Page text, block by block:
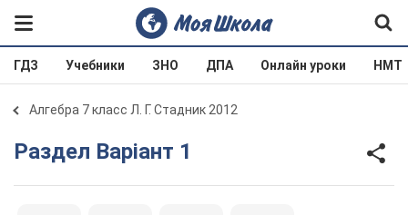
ГДЗ Учебники ЗНО ДПА Онлайн уроки НМТ
Алгебра 7 класс Л. Г. Стадник 2012
Раздел Варіант 1